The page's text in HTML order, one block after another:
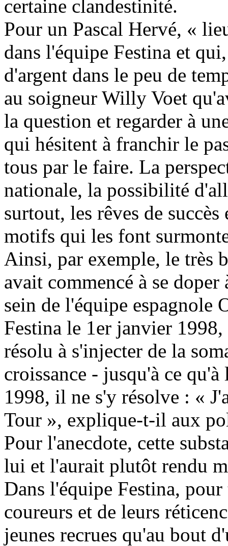
certaine clandestinité.
Pour un Pascal Hervé, «
dans l'équipe Festina et
d'argent dans le peu de
au soigneur Willy Voet
la question et regarder à
qui hésitent à franchir le
tous par le faire. La
nationale, la possibilité
surtout, les rêves de
motifs qui les font
Ainsi, par exemple, le très
avait commencé à se
sein de l'équipe espagnole
Festina le 1er janvier
résolu à s'injecter de la
croissance - jusqu'à ce
1998, il ne s'y résolve : «
Tour », explique-t-il aux
Pour l'anecdote, cette
lui et l'aurait plutôt rendu
Dans l'équipe Festina,
coureurs et de leurs
jeunes recrues qu'au bout